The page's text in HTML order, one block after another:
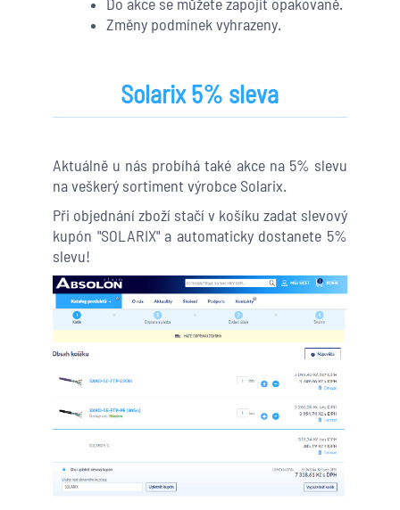
Změny podmínek vyhrazeny.
Solarix 5% sleva
Aktuálně u nás probíhá také akce na 5% slevu
na veškerý sortiment výrobce Solarix.
Při objednání zboží stačí v košíku zadat slevový
kupón "SOLARIX" a automaticky dostanete 5%
slevu!